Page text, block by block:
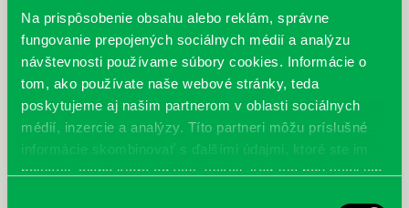
Na prispôsobenie obsahu alebo reklám, správne
fungovanie prepojených sociálnych médií a analýzu
návštevnosti používame súbory cookies. Informácie o
tom, ako používate naše webové stránky, teda
poskytujeme aj našim partnerom v oblasti sociálnych
médií, inzercie a analýzy. Títo partneri môžu príslušné
informácie skombinovať s ďalšími údajmi, ktoré ste im
poskytli, alebo ktoré od vás získali, keď ste používali ich